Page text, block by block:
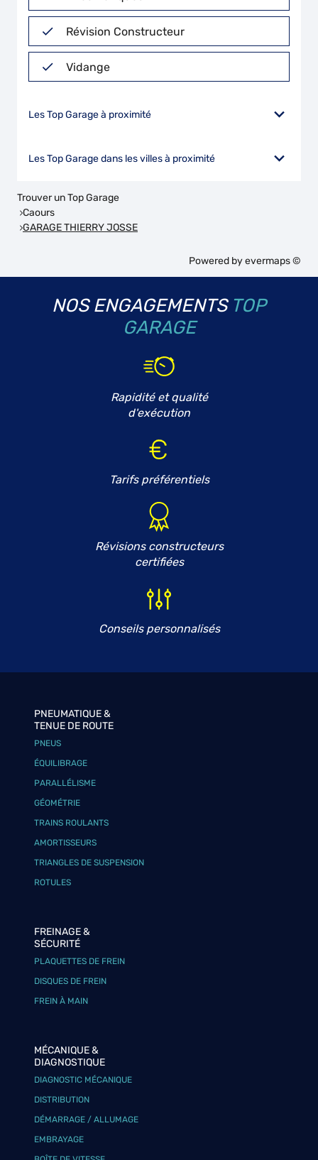
Révision Constructeur
Vidange
Les Top Garage à proximité
Les Top Garage dans les villes à proximité
Trouver un Top Garage
Caours
GARAGE THIERRY JOSSE
Powered byevermaps ©
NOS ENGAGEMENTS TOP
GARAGE
Rapidité et qualité
d'exécution
Tarifs préférentiels
Révisions constructeurs
certifiées
Conseils personnalisés
PNEUMATIQUE &
TENUE DE ROUTE
PNEUS
ÉQUILIBRAGE
PARALLÉLISME
GÉOMÉTRIE
TRAINS ROULANTS
AMORTISSEURS
TRIANGLES DE SUSPENSION
ROTULES
FREINAGE &
SÉCURITÉ
PLAQUETTES DE FREIN
DISQUES DE FREIN
FREIN À MAIN
MÉCANIQUE &
DIAGNOSTIQUE
DIAGNOSTIC MÉCANIQUE
DISTRIBUTION
DÉMARRAGE / ALLUMAGE
EMBRAYAGE